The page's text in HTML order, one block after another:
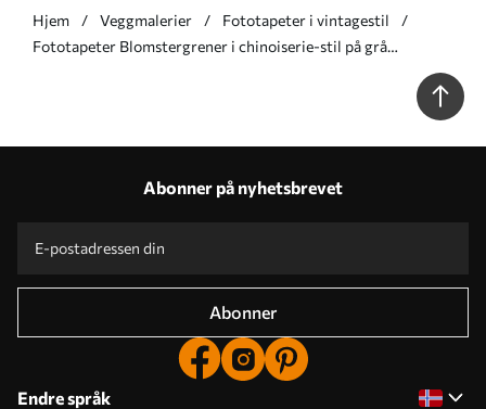
Hjem Veggmalerier
Fototapeter i vintagestil
Fototapeter Blomstergrener i chinoiserie-stil på grå
Abonner på nyhetsbrevet
Abonner
Endre språk